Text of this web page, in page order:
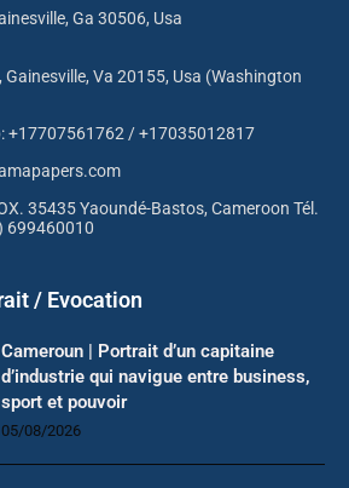
Ga 30506, Usa
Gainesville, Va 20155, Usa (Washington
+17707561762 / +17035012817
35435 Yaoundé-Bastos, Cameroon Tél.
699460010
/ Evocation
Cameroun | Portrait d’un capitaine
d’industrie qui navigue entre business,
sport et pouvoir
05/08/2026